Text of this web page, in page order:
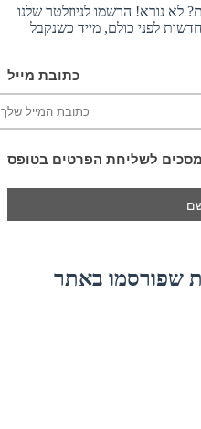
לא נורא! הרשמו לניוזלטר שלנו
לפני כולם, מייד כשנקבל
כתובת מייל
מסכים לשליחת הפרטים בטופס
שפורסמו באתר